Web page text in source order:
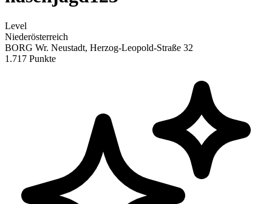
Level
Niederösterreich
BORG Wr. Neustadt, Herzog-Leopold-Straße 32
1.717 Punkte